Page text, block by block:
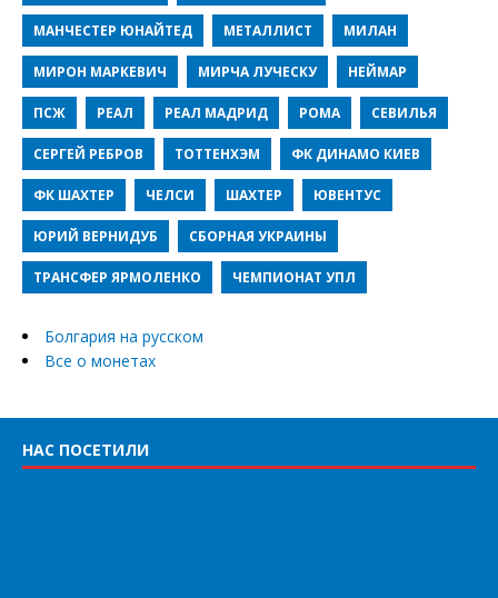
МАНЧЕСТЕР ЮНАЙТЕД МЕТАЛЛИСТ МИЛАН
МИРОН МАРКЕВИЧ МИРЧА ЛУЧЕСКУ НЕЙМАР
ПСЖ РЕАЛ РЕАЛ МАДРИД РОМА СЕВИЛЬЯ
СЕРГЕЙ РЕБРОВ ТОТТЕНХЭМ ФК ДИНАМО КИЕВ
ФК ШАХТЕР ЧЕЛСИ ШАХТЕР ЮВЕНТУС
ЮРИЙ ВЕРНИДУБ СБОРНАЯ УКРАИНЫ
ТРАНСФЕР ЯРМОЛЕНКО ЧЕМПИОНАТ УПЛ
Болгария на русском
Все о монетах
НАС ПОСЕТИЛИ